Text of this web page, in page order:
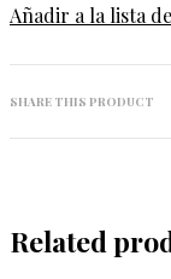
Añadir a la lista
SHARE THIS PRODUCT
Related